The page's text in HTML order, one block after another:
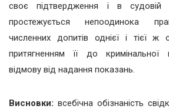
своє підтвердження і в судовій
простежується непоодинока
численних допитів однієї і тієї
притягненням її до кримінальної
відмову від надання показань.
Висновки: всебічна обізнаність